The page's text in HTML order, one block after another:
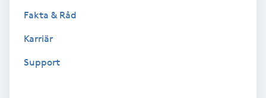
Damklippning
Fakta & Råd
Karriär
Support